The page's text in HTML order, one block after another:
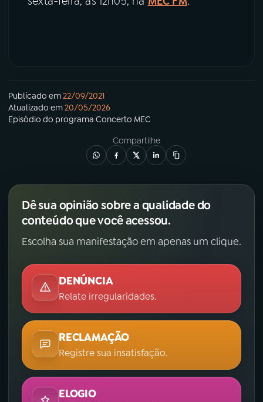
Publicado em22/09/2021
Atualizado em20/05/2026
Episódio do programa Concerto MEC
Compartilhe
Dê sua opinião sobre a qualidade do
conteúdo que você acessou.
Escolha sua manifestação em apenas um clique.
DENÚNCIA
Relate irregularidades.
RECLAMAÇÃO
Registre sua insatisfação.
ELOGIO